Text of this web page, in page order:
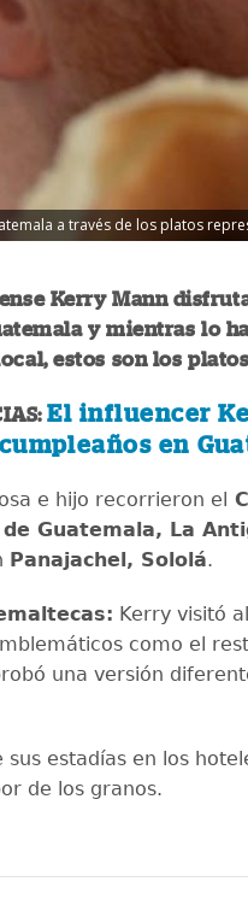
a través de los platos
Kerry Mann
y mientras lo
estos son los
El influencer
en
e hijo recorrieron el
Guatemala, La
Panajachel, Sololá.
Kerry visitó
como el
una versión
sus estadías en los
de los granos.